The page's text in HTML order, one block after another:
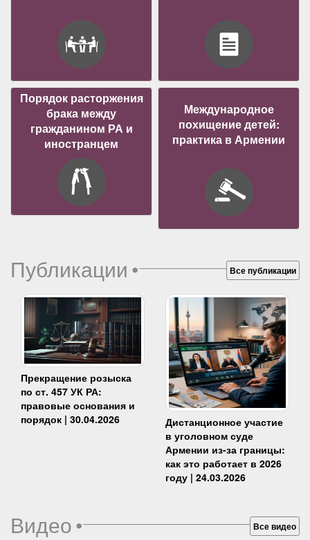
Порядок расторжения
брака между
гражданином РА и
иностранцем
Международное
похищение детей:
практика в Армении
Публикации• Все публикации
Прекращение розыска
по ст. 457 УК РА:
правовые основания и
порядок | 30.04.2026
Дистанционное участие
в уголовном суде
Армении из-за границы:
как это работает в 2026
году | 24.03.2026
Видео• Все видео